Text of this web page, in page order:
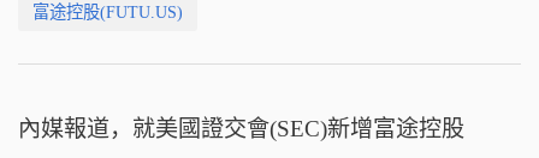
富途控股(FUTU.US)
內媒報道，就美國證交會(SEC)新增富途控股